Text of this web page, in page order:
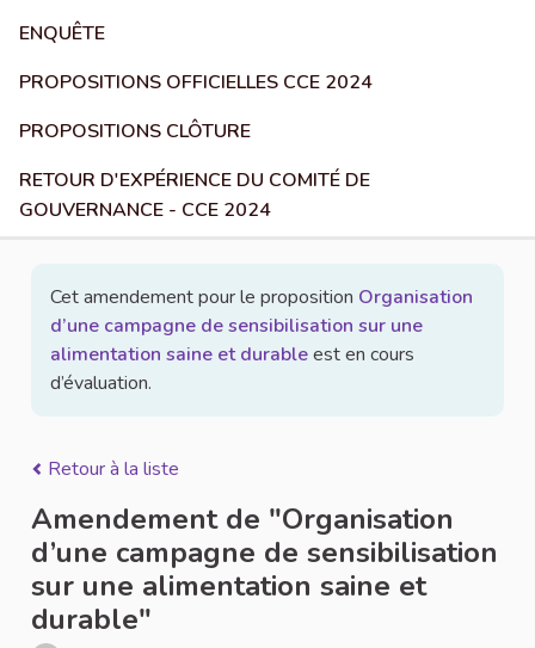
ENQUÊTE
PROPOSITIONS OFFICIELLES CCE 2024
PROPOSITIONS CLÔTURE
RETOUR D'EXPÉRIENCE DU COMITÉ DE
GOUVERNANCE - CCE 2024
Cet amendement pour le proposition Organisation
d’une campagne de sensibilisation sur une
alimentation saine et durableest en cours
d’évaluation.
Retour à la liste
Amendement de "Organisation
d’une campagne de sensibilisation
sur une alimentation saine et
durable"